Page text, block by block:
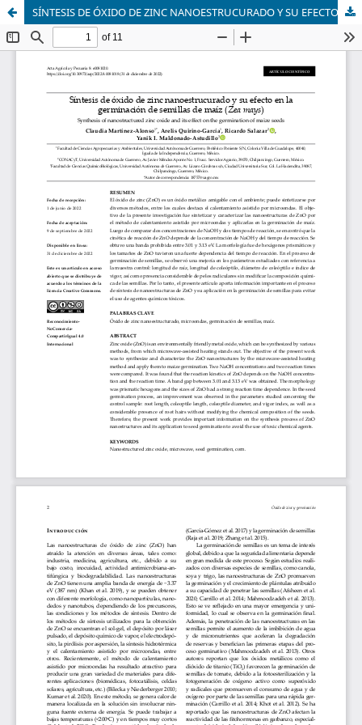
SÍNTESIS DE ÓXIDO DE ZINC NANOESTRUCURADO Y SU EFECTO EN LA GERMINACIÓN DE SEMILLAS DE MAÍZ (Zea mays)